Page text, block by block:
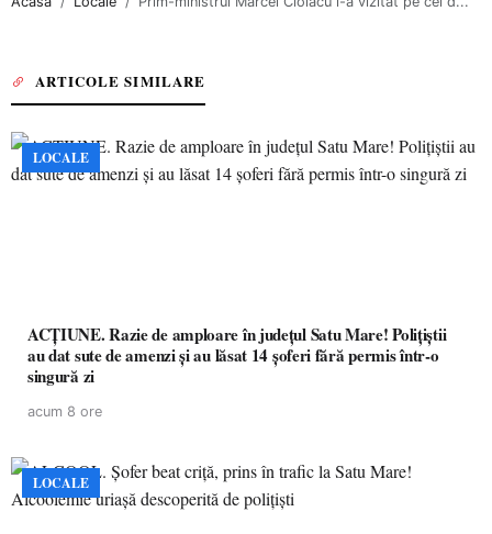
ARTICOLE SIMILARE
LOCALE
ACȚIUNE. Razie de amploare în județul Satu Mare! Polițiștii
au dat sute de amenzi și au lăsat 14 șoferi fără permis într-o
singură zi
acum 8 ore
LOCALE